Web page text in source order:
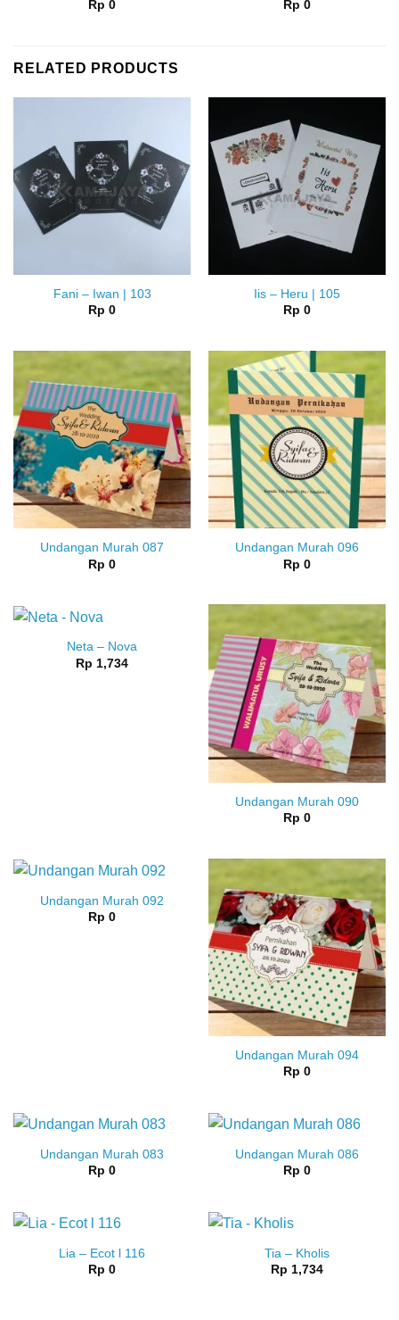
Rp 0 Rp 0
RELATED PRODUCTS
Fani – Iwan | 103
Rp 0
Iis – Heru | 105
Rp 0
Undangan Murah 087
Rp 0
Undangan Murah 096
Rp 0
Neta – Nova
Rp 1,734
Undangan Murah 090
Rp 0
Undangan Murah 092
Rp 0
Undangan Murah 094
Rp 0
Undangan Murah 083
Rp 0
Undangan Murah 086
Rp 0
Lia – Ecot l 116
Rp 0
Tia – Kholis
Rp 1,734